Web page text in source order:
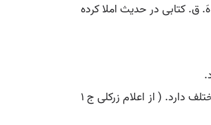
بدرالدین. [ ب َ رُدْ دی ] ( اِخ ) ابوالمعمر اسماعیل تبریزی. از محدثان قرن هفتم هجری بوده، مدتی در اربل و سپس درحلب بسر برده است. در سال 601 هَ. ق. کتابی در حدیث املا کرده
بدرالدین. [ ب َ رُدْ دی ] ( اِخ ) حسن بن علی بن محمد العوضی البدری. از مردم دمشق و شاعر و دانشمند بود. دیوان شعر و تألیفات و رسائلی در فنون مختلف دارد. ( از اعلام زرکلی ج 1